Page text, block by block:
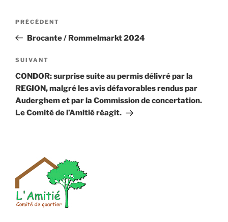
Navigation
l’article
Article
précédent
PRÉCÉDENT
Brocante / Rommelmarkt 2024
Article
suivant
SUIVANT
CONDOR: surprise suite au permis délivré par la
REGION, malgré les avis défavorables rendus par
Auderghem et par la Commission de concertation.
Le Comité de l’Amitié réagit.